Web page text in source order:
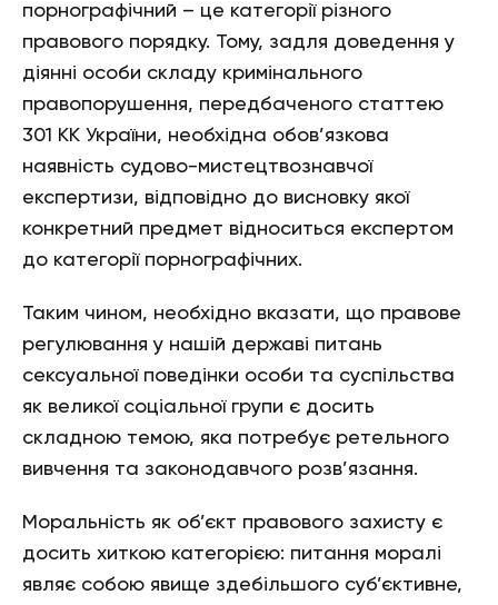
порнографічний – це категорії різного
правового порядку. Тому, задля доведення у
діянні особи складу кримінального
правопорушення, передбаченого статтею
301 КК України, необхідна обов’язкова
наявність судово-мистецтвознавчої
експертизи, відповідно до висновку якої
конкретний предмет відноситься експертом
до категорії порнографічних.
Таким чином, необхідно вказати, що правове
регулювання у нашій державі питань
сексуальної поведінки особи та суспільства
як великої соціальної групи є досить
складною темою, яка потребує ретельного
вивчення та законодавчого розв’язання.
Моральність як об’єкт правового захисту є
досить хиткою категорією: питання моралі
являє собою явище здебільшого суб’єктивне,